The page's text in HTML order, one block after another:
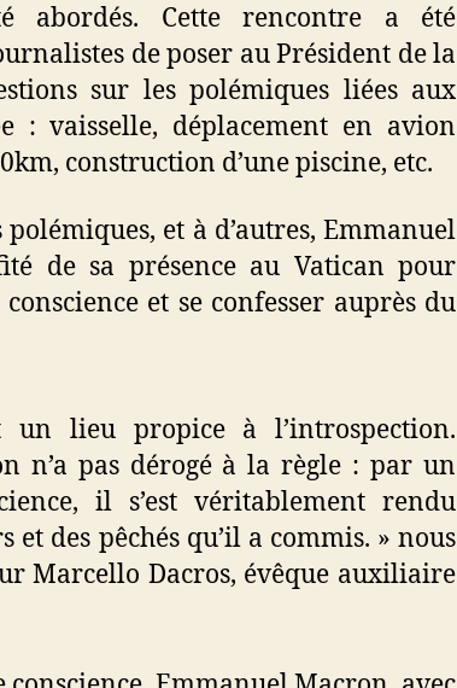
abordés. Cette rencontre a été
de poser au Président de la
sur les polémiques liées aux
: vaisselle, déplacement en avion
construction d’une piscine, etc.
et à d’autres, Emmanuel
de sa présence au Vatican pour
et se confesser auprès du
un lieu propice à l’introspection.
n’a pas dérogé à la règle : par un
il s’est véritablement rendu
et des pêchés qu’il a commis. » nous
Marcello Dacros, évêque auxiliaire